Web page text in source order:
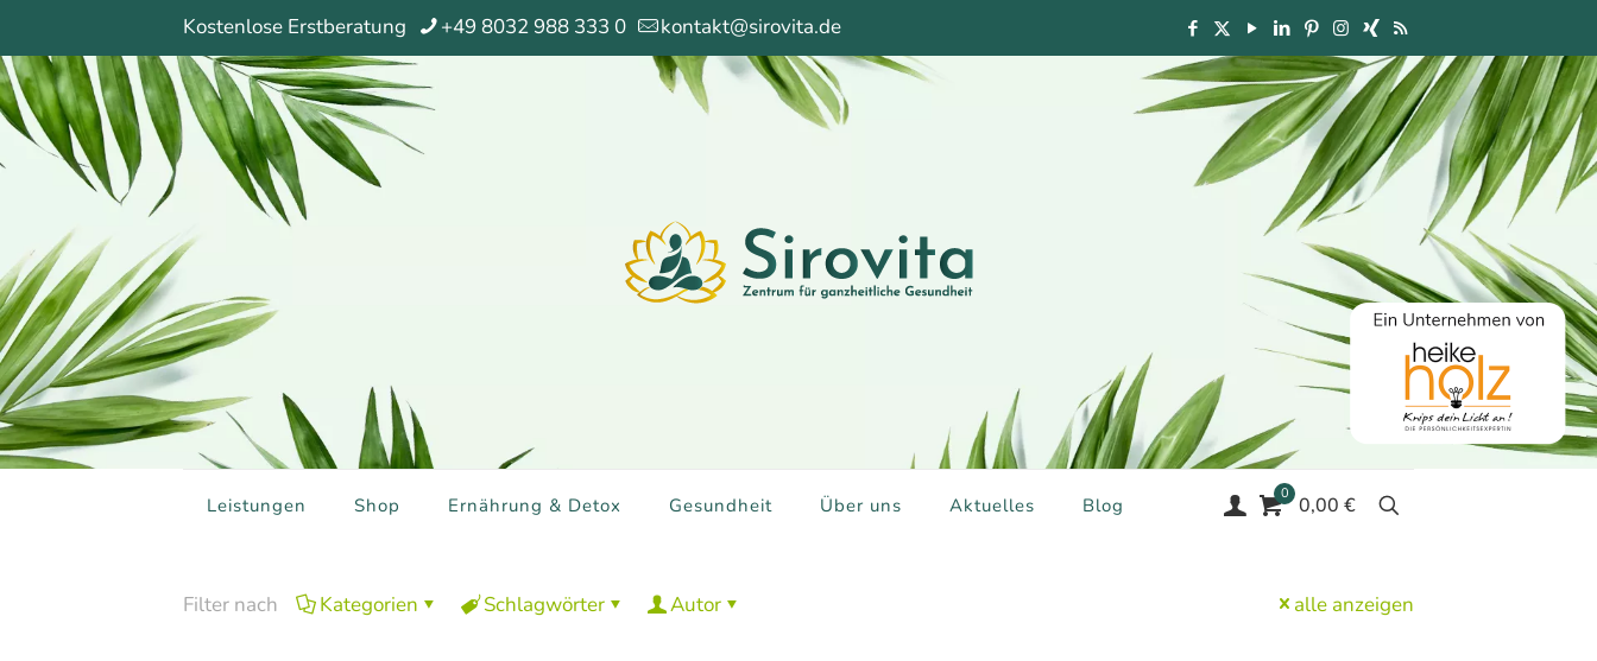
Kostenlose Erstberatung +49 8032 988 333 0 kontakt@sirovita.de
Leistungen Shop Ernährung & Detox Gesundheit Über uns Aktuelles Blog
0 0,00 €
Filter nach Kategorien Schlagwörter Autor alle anzeigen